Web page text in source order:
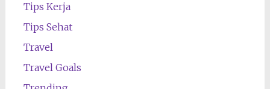
Tips Kerja
Tips Sehat
Travel
Travel Goals